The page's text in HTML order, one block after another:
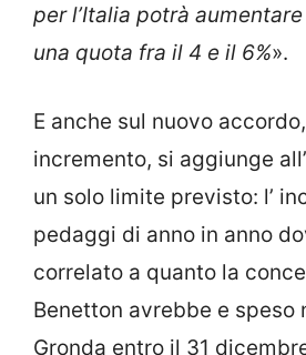
per l’Italia potrà
una quota fra il 4 e il 6%».
E anche sul nuovo
incremento, si aggiunge
un solo limite previsto: l’
pedaggi di anno in anno
correlato a quanto la
Benetton avrebbe e speso
Gronda entro il 31